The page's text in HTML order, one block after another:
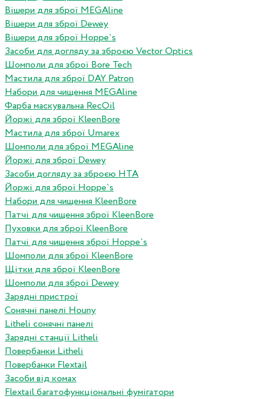
Вішери для зброї MEGAline
Вішери для зброї Dewey
Вішери для зброї Hoppe`s
Засоби для догляду за зброєю Vector Optics
Шомполи для зброї Bore Tech
Мастила для зброї DAY Patron
Набори для чищення MEGAline
Фарба маскувальна RecOil
Йоржі для зброї KleenBore
Мастила для зброї Umarex
Шомполи для зброї MEGAline
Йоржі для зброї Dewey
Засоби догляду за зброєю HTA
Йоржі для зброї Hoppe`s
Набори для чищення KleenBore
Патчі для чищення зброї KleenBore
Пуховки для зброї KleenBore
Патчі для чищення зброї Hoppe`s
Шомполи для зброї KleenBore
Щітки для зброї KleenBore
Шомполи для зброї Dewey
Зарядні пристрої
Сонячні панелі Houny
Litheli сонячні панелі
Зарядні станції Litheli
Повербанки Litheli
Повербанки Flextail
Засоби від комах
Flextail багатофункціональні фумігатори